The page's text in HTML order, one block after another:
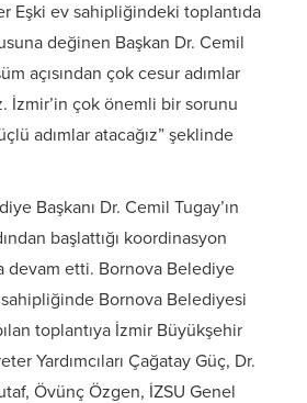
Eşki ev sahipliğindeki toplantıda
değinen Başkan Dr. Cemil
açısından çok cesur adımlar
İzmir’in çok önemli bir sorunu
adımlar atacağız” şeklinde
Başkanı Dr. Cemil Tugay’ın
başlattığı koordinasyon
devam etti. Bornova Belediye
sahipliğinde Bornova Belediyesi
toplantıya İzmir Büyükşehir
Yardımcıları Çağatay Güç, Dr.
Övünç Özgen, İZSU Genel